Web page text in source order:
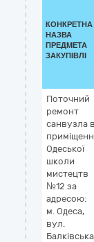
КОНКРЕТНА
НАЗВА
ПРЕДМЕТА
ЗАКУПІВЛІ
Поточний
ремонт
санвузла в
Одеської
школи
мистецтв
№12 за
адресою:
м. Одеса,
вул.
Балківська